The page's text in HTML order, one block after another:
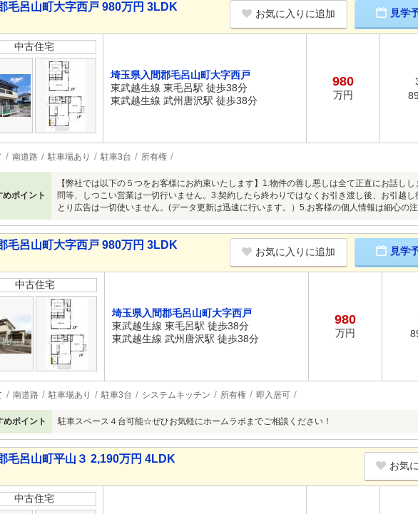
毛呂山町大字西戸 980万円 3LDK
お気に入りに追加 見学
中古住宅
埼玉県入間郡毛呂山町大字西戸
東武越生線 東毛呂駅 徒歩38分
東武越生線 武州唐沢駅 徒歩38分
980
万円
南道路 駐車場あり 駐車3台 所有権
めポイント
【弊社では以下の５つをお客様にお約束いたします】1.物件の善し悪しは全て正直にお話し
問等、しつこい営業は一切行いません。3.契約したら終わりではなくお引き渡し後、お引越
とり広告は一切使いません。(データ更新は迅速に行います。）5.お客様の個人情報は細心の
毛呂山町大字西戸 980万円 3LDK
お気に入りに追加 見学
中古住宅
埼玉県入間郡毛呂山町大字西戸
東武越生線 東毛呂駅 徒歩38分
東武越生線 武州唐沢駅 徒歩38分
980
万円
南道路 駐車場あり 駐車3台 システムキッチン 所有権 即入居可
めポイント 駐車スペース４台可能☆ぜひお気軽にホームラボまでご相談ください！
毛呂山町平山３ 2,190万円 4LDK
お気
中古住宅